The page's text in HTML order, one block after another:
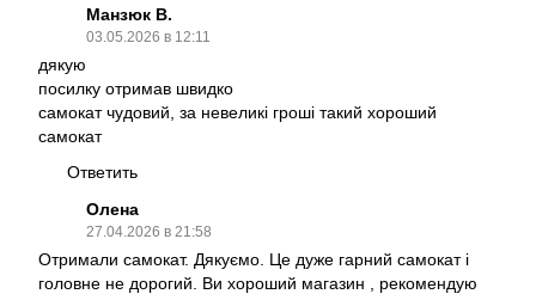
Манзюк В.
03.05.2026 в 12:11
дякую
посилку отримав швидко
самокат чудовий, за невеликі гроші такий хороший
самокат
Ответить
Олена
27.04.2026 в 21:58
Отримали самокат. Дякуємо. Це дуже гарний самокат і
головне не дорогий. Ви хороший магазин , рекомендую